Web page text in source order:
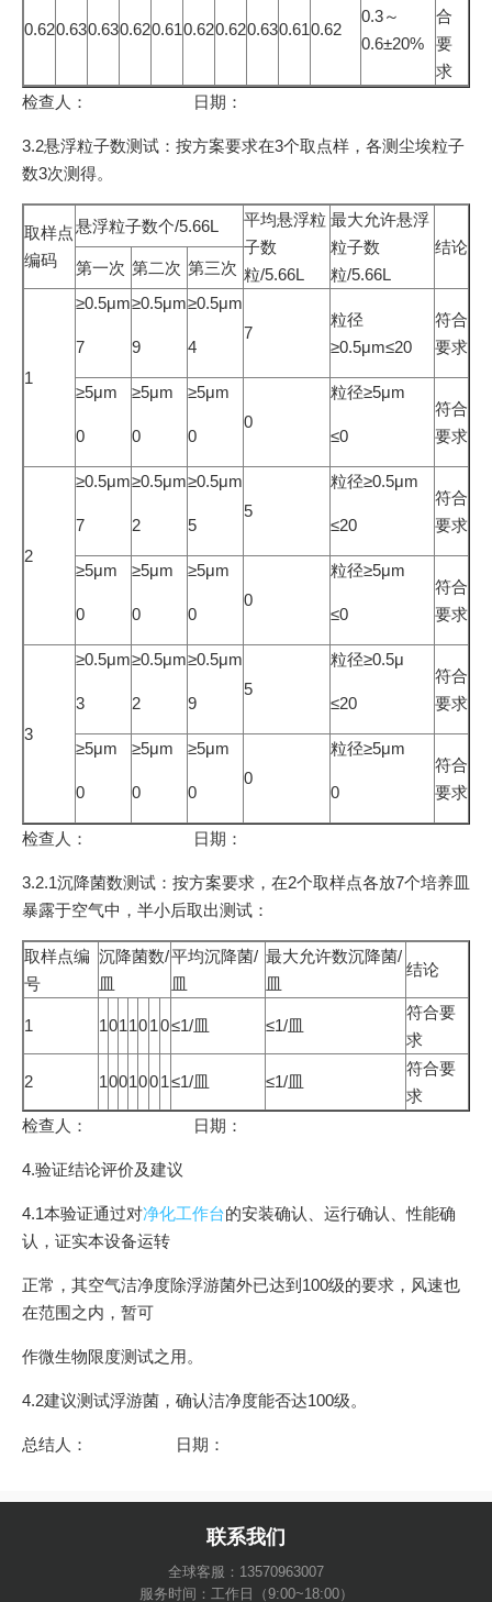
0.620.630.630.620.610.620.620.630.610.62
0.3～
0.6±20%
合
要
求
检查人： 日期：
3.2悬浮粒子数测试：按方案要求在3个取点样，各测尘埃粒子
数3次测得。
取样点
编码
悬浮粒子数个/5.66L
平均悬浮粒
子数
粒/5.66L
最大允许悬浮
粒子数
粒/5.66L
结论
第一次 第二次 第三次
1
≥0.5μm
7
≥0.5μm
9
≥0.5μm
4
7
粒径
≥0.5μm≤20
符合
要求
≥5μm
0
≥5μm
0
≥5μm
0
0
粒径≥5μm
≤0
符合
要求
2
≥0.5μm
7
≥0.5μm
2
≥0.5μm
5
5
粒径≥0.5μm
≤20
符合
要求
≥5μm
0
≥5μm
0
≥5μm
0
0
粒径≥5μm
≤0
符合
要求
3
≥0.5μm
3
≥0.5μm
2
≥0.5μm
9
5
粒径≥0.5μ
≤20
符合
要求
≥5μm
0
≥5μm
0
≥5μm
0
0
粒径≥5μm
0
符合
要求
检查人： 日期：
3.2.1沉降菌数测试：按方案要求，在2个取样点各放7个培养皿
暴露于空气中，半小后取出测试：
取样点编
号
沉降菌数/
皿
平均沉降菌/
皿
最大允许数沉降菌/
皿
结论
1 1011010≤1/皿 ≤1/皿
符合要
求
2 1001001≤1/皿 ≤1/皿
符合要
求
检查人： 日期：
4.验证结论评价及建议
4.1本验证通过对净化工作台的安装确认、运行确认、性能确
认，证实本设备运转
正常，其空气洁净度除浮游菌外已达到100级的要求，风速也
在范围之内，暂可
作微生物限度测试之用。
4.2建议测试浮游菌，确认洁净度能否达100级。
总结人： 日期：
联系我们
全球客服：13570963007
服务时间：工作日（9:00~18:00）